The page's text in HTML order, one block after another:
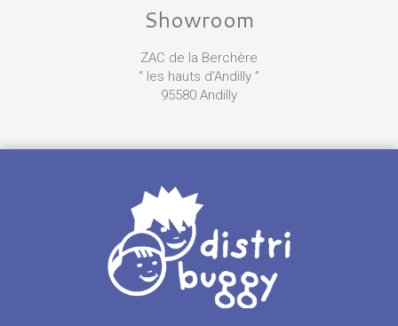
Showroom
ZAC de la Berchère
“ les hauts d'Andilly ”
95580 Andilly